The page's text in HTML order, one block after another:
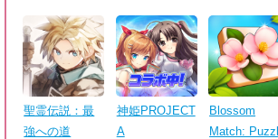
聖霊伝説：最
強への道
神姫PROJECT
A
Blossom
Match: